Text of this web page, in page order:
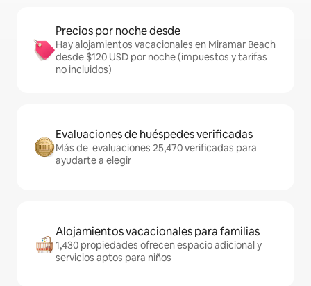
Precios por noche desde
Hay alojamientos vacacionales en Miramar Beach
desde $120 USD por noche (impuestos y tarifas
no incluidos)
Evaluaciones de huéspedes verificadas
Más de evaluaciones 25,470 verificadas para
ayudarte a elegir
Alojamientos vacacionales para familias
1,430 propiedades ofrecen espacio adicional y
servicios aptos para niños